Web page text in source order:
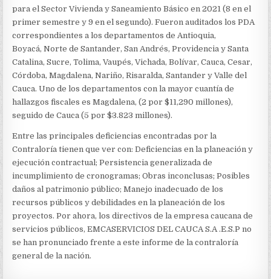
para el Sector Vivienda y Saneamiento Básico en 2021 (8 en el
primer semestre y 9 en el segundo). Fueron auditados los PDA
correspondientes a los departamentos de Antioquia,
Boyacá, Norte de Santander, San Andrés, Providencia y Santa
Catalina, Sucre, Tolima, Vaupés, Vichada, Bolívar, Cauca, Cesar,
Córdoba, Magdalena, Nariño, Risaralda, Santander y Valle del
Cauca. Uno de los departamentos con la mayor cuantía de
hallazgos fiscales es Magdalena, (2 por $11,290 millones),
seguido de Cauca (5 por $3.823 millones).
Entre las principales deficiencias encontradas por la
Contraloría tienen que ver con: Deficiencias en la planeación y
ejecución contractual; Persistencia generalizada de
incumplimiento de cronogramas; Obras inconclusas; Posibles
daños al patrimonio público; Manejo inadecuado de los
recursos públicos y debilidades en la planeación de los
proyectos. Por ahora, los directivos de la empresa caucana de
servicios públicos, EMCASERVICIOS DEL CAUCA S.A .E.S.P no
se han pronunciado frente a este informe de la contraloría
general de la nación.